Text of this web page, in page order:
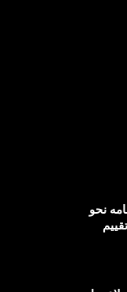
نحو